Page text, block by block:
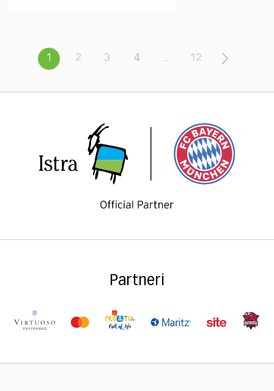
1 2 3 4 ... 12
Partneri